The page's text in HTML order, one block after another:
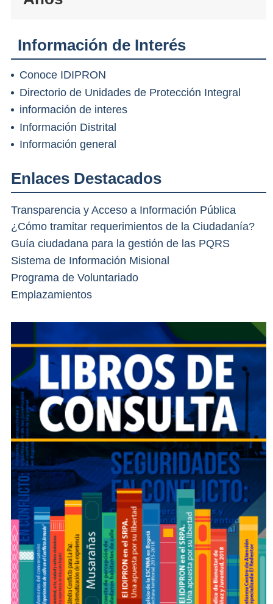
Información de Interés
Conoce IDIPRON
Directorio de Unidades de Protección Integral
información de interes
Información Distrital
Información general
Enlaces Destacados
Transparencia y Acceso a Información Pública
¿Cómo tramitar requerimientos de la Ciudadanía?
Guía ciudadana para la gestión de las PQRS
Sistema de Información Misional
Programa de Voluntariado
Emplazamientos